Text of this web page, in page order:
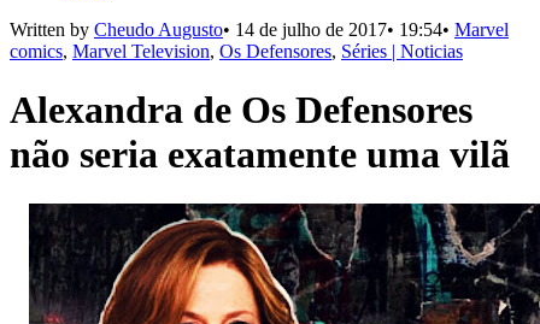
Written by Cheudo Augusto• 14 de julho de 2017• 19:54• Marvel
comics, Marvel Television, Os Defensores, Séries | Noticias
Alexandra de Os Defensores
não seria exatamente uma vilã